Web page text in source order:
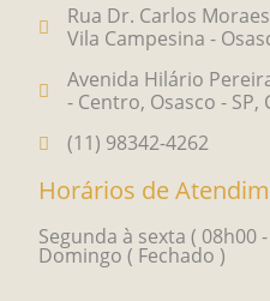
Rua Dr. Carlos
Vila Campesina -
Avenida Hilário
- Centro, Osasco - SP,
(11) 98342-4262
Horários de
Segunda à sexta ( 08h00
Domingo ( Fechado )